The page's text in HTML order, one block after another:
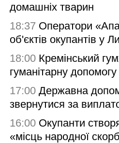
домашніх тварин
18:37 Оператори
об'єктів окупантів у
18:00 Кремінський
гуманітарну
17:00 Державна
звернутися за
16:00 Окупанти
«місць народної